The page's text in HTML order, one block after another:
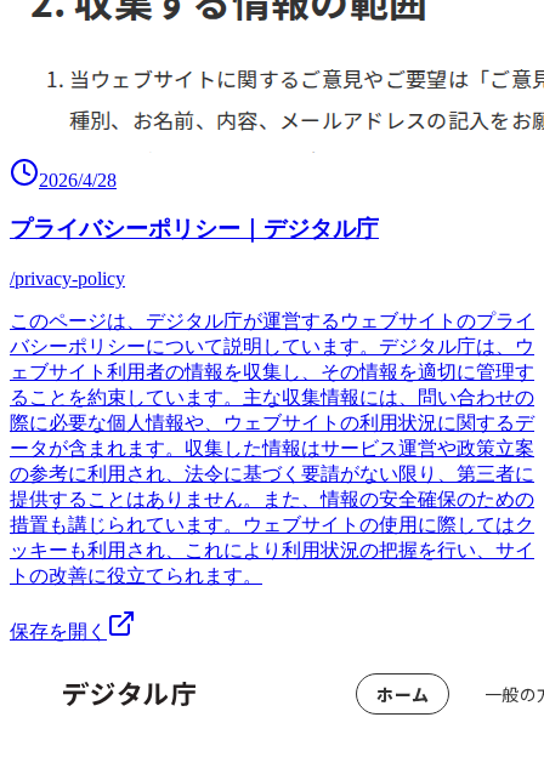
2026/4/28
プライバシーポリシー｜デジタル庁
/privacy-policy
このページは、デジタル庁が運営するウェブサイトのプライ
バシーポリシーについて説明しています。デジタル庁は、ウ
ェブサイト利用者の情報を収集し、その情報を適切に管理す
ることを約束しています。主な収集情報には、問い合わせの
際に必要な個人情報や、ウェブサイトの利用状況に関するデ
ータが含まれます。収集した情報はサービス運営や政策立案
の参考に利用され、法令に基づく要請がない限り、第三者に
提供することはありません。また、情報の安全確保のための
措置も講じられています。ウェブサイトの使用に際してはク
ッキーも利用され、これにより利用状況の把握を行い、サイ
トの改善に役立てられます。
保存を開く